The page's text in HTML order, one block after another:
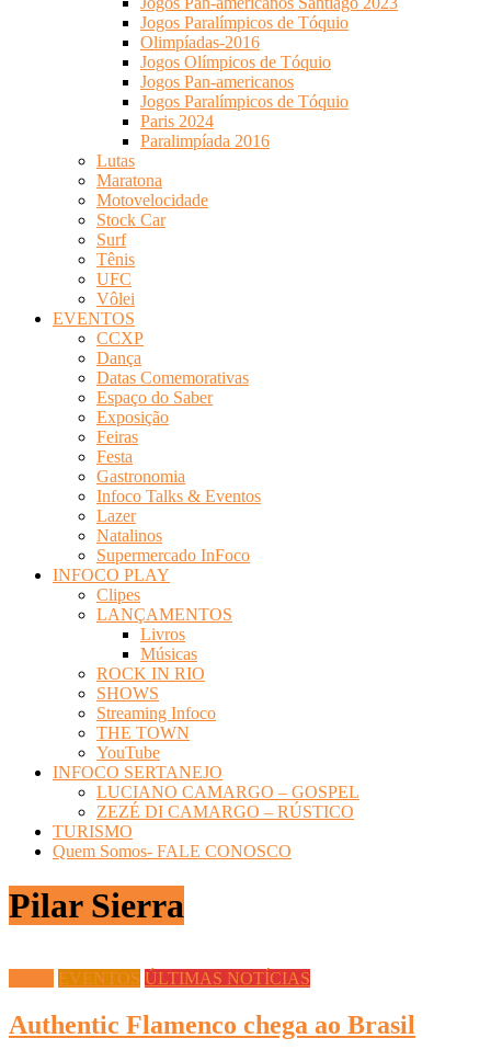
Jogos Paralímpicos de Tóquio
Olimpíadas-2016
Jogos Olímpicos de Tóquio
Jogos Pan-americanos
Jogos Paralímpicos de Tóquio
Paris 2024
Paralimpíada 2016
Lutas
Maratona
Motovelocidade
Stock Car
Surf
Tênis
UFC
Vôlei
EVENTOS
CCXP
Dança
Datas Comemorativas
Espaço do Saber
Exposição
Feiras
Festa
Gastronomia
Infoco Talks & Eventos
Lazer
Natalinos
Supermercado InFoco
INFOCO PLAY
Clipes
LANÇAMENTOS
Livros
Músicas
ROCK IN RIO
SHOWS
Streaming Infoco
THE TOWN
YouTube
INFOCO SERTANEJO
LUCIANO CAMARGO – GOSPEL
ZEZÉ DI CAMARGO – RÚSTICO
TURISMO
Quem Somos- FALE CONOSCO
Pilar Sierra
EVENTOS ÚLTIMAS NOTÍCIAS
Authentic Flamenco chega ao Brasil